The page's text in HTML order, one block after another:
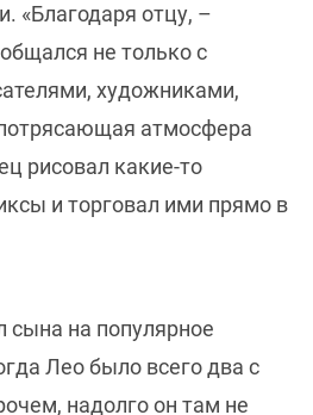
«Благодаря отцу, –
не только с
художниками,
атмосфера
рисовал какие-то
и торговал ими прямо в
сына на популярное
Лео было всего два с
надолго он там не